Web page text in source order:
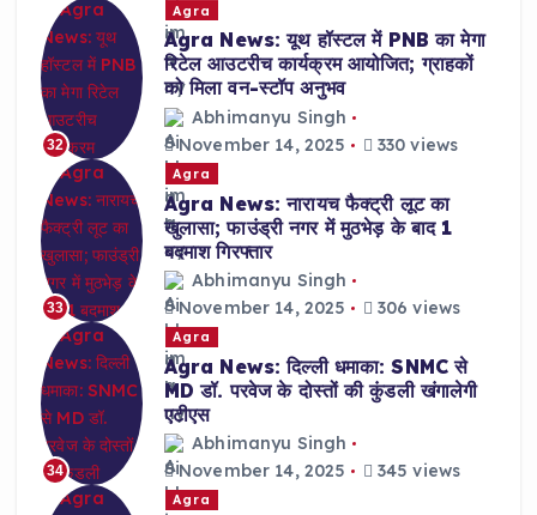
32
Agra
Agra News: यूथ हॉस्टल में PNB का मेगा
रिटेल आउटरीच कार्यक्रम आयोजित; ग्राहकों
को मिला वन-स्टॉप अनुभव
Abhimanyu Singh
November 14, 2025
330 views
33
Agra
Agra News: नारायच फैक्ट्री लूट का
खुलासा; फाउंड्री नगर में मुठभेड़ के बाद 1
बदमाश गिरफ्तार
Abhimanyu Singh
November 14, 2025
306 views
34
Agra
Agra News: दिल्ली धमाका: SNMC से
MD डॉ. परवेज के दोस्तों की कुंडली खंगालेगी
एटीएस
Abhimanyu Singh
November 14, 2025
345 views
Agra